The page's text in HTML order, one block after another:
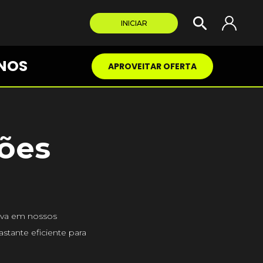
INICIAR
APROVEITAR OFERTA
em nossos
eficiente para